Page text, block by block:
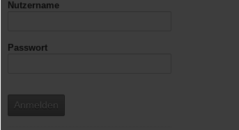
Nutzername
Passwort
Anmelden